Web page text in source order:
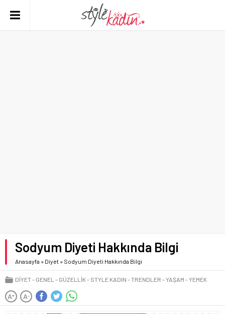
Sodyum Diyeti Hakkında Bilgi
Anasayfa » Diyet » Sodyum Diyeti Hakkında Bilgi
DIYET GENEL GÜZELLIK STYLE KADIN TRENDLER YAŞAM YEMEK
A+ A-